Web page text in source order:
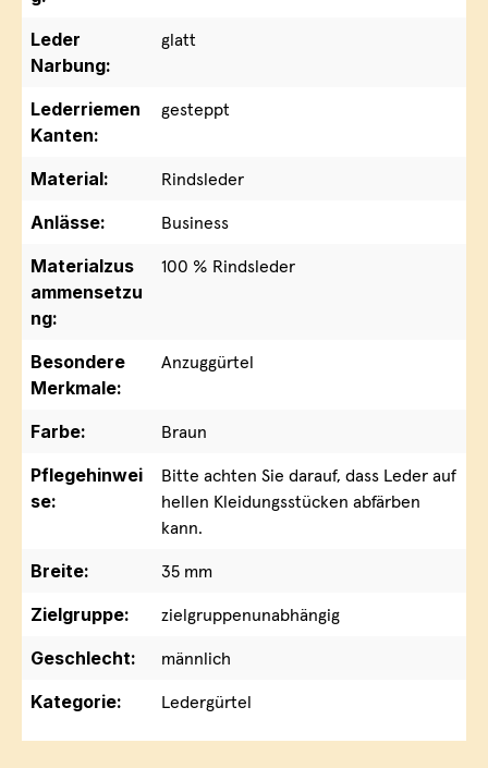
Leder
Narbung:
glatt
Lederriemen
Kanten:
gesteppt
Material:
Rindsleder
Anlässe:
Business
Materialzus
ammensetzu
ng:
100 % Rindsleder
Besondere
Merkmale:
Anzuggürtel
Farbe:
Braun
Pflegehinwei
se:
Bitte achten Sie darauf, dass Leder auf
hellen Kleidungsstücken abfärben
kann.
Breite:
35 mm
Zielgruppe:
zielgruppenunabhängig
Geschlecht:
männlich
Kategorie:
Ledergürtel